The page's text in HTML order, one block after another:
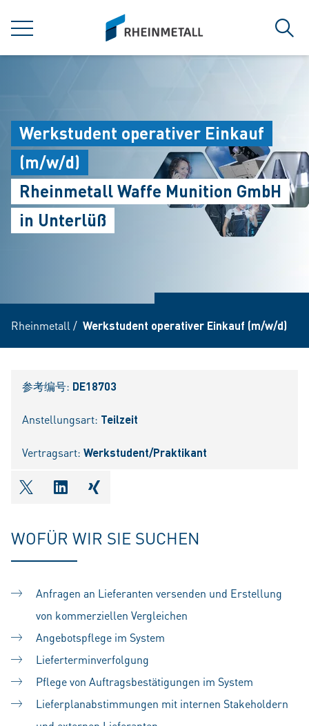
菜单
siteLogo
搜索
Werkstudent operativer Einkauf
(m/w/d)
Rheinmetall Waffe Munition GmbH
in Unterlüß
Rheinmetall / Werkstudent operativer Einkauf (m/w/d)
参考编号: DE18703
Anstellungsart: Teilzeit
Vertragsart: Werkstudent/Praktikant
shareOntwitter
shareOnlinkedIn
shareOnxing
WOFÜR WIR SIE SUCHEN
Anfragen an Lieferanten versenden und Erstellung
von kommerziellen Vergleichen
Angebotspflege im System
Lieferterminverfolgung
Pflege von Auftragsbestätigungen im System
Lieferplanabstimmungen mit internen Stakeholdern